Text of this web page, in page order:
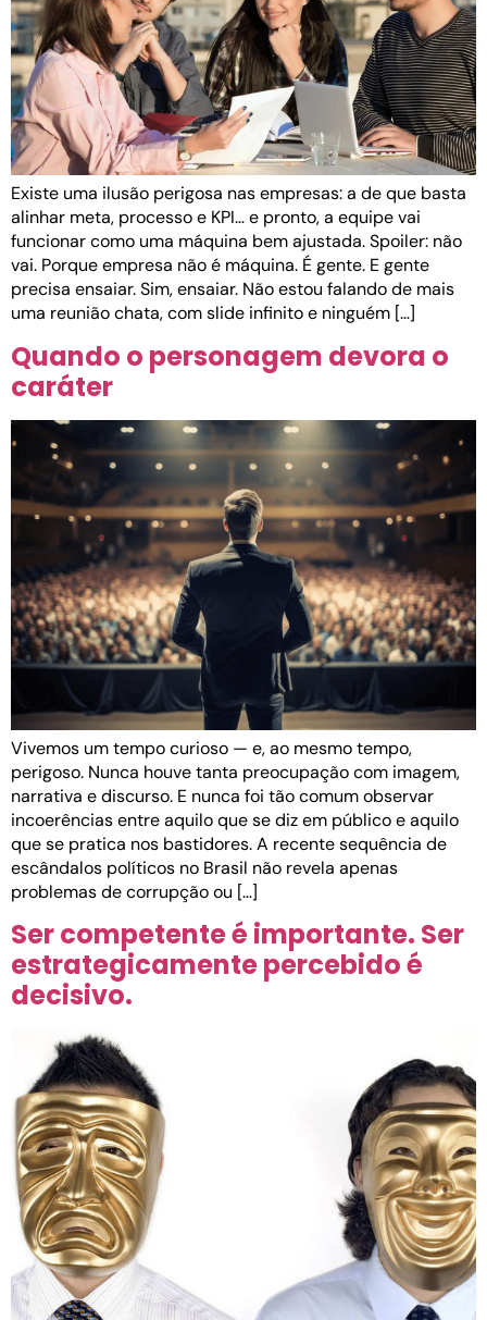
Existe uma ilusão perigosa nas empresas: a de que basta
alinhar meta, processo e KPI… e pronto, a equipe vai
funcionar como uma máquina bem ajustada. Spoiler: não
vai. Porque empresa não é máquina. É gente. E gente
precisa ensaiar. Sim, ensaiar. Não estou falando de mais
uma reunião chata, com slide infinito e ninguém […]
Quando o personagem devora o
caráter
Vivemos um tempo curioso — e, ao mesmo tempo,
perigoso. Nunca houve tanta preocupação com imagem,
narrativa e discurso. E nunca foi tão comum observar
incoerências entre aquilo que se diz em público e aquilo
que se pratica nos bastidores. A recente sequência de
escândalos políticos no Brasil não revela apenas
problemas de corrupção ou […]
Ser competente é importante. Ser
estrategicamente percebido é
decisivo.